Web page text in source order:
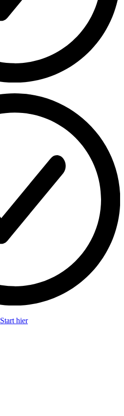
Start hier